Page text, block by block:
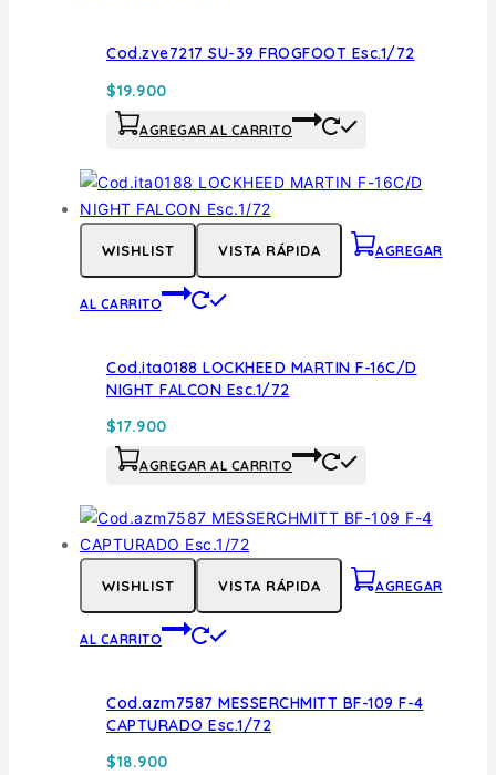
Cod.zve7217 SU-39 FROGFOOT Esc.1/72
$19.900
AGREGAR AL CARRITO
WISHLIST VISTA RÁPIDA AGREGAR
AL CARRITO
Cod.ita0188 LOCKHEED MARTIN F-16C/D
NIGHT FALCON Esc.1/72
$17.900
AGREGAR AL CARRITO
WISHLIST VISTA RÁPIDA AGREGAR
AL CARRITO
Cod.azm7587 MESSERCHMITT BF-109 F-4
CAPTURADO Esc.1/72
$18.900